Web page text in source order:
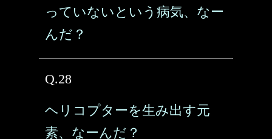
っていないという病気、なー
んだ？
Q.28
ヘリコプターを生み出す元
素、なーんだ？